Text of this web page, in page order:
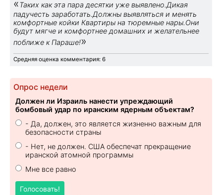
«Таких как эта пара десятки уже выявлено.Дикая
падучесть заработать.Должны выявляться и менять
комфортные койки Квартиры на тюремные нары.Они
будут мягче и комфортнее домашних и желательнее
поближе к Параше!»
Средняя оценка комментария: 6
Опрос недели
Должен ли Израиль нанести упреждающий
бомбовый удар по иранским ядерным объектам?
- Да, должен, это является жизненно важным для
безопасности страны
- Нет, не должен. США обеспечат прекращение
иранской атомной программы
Мне все равно
Голосовать!